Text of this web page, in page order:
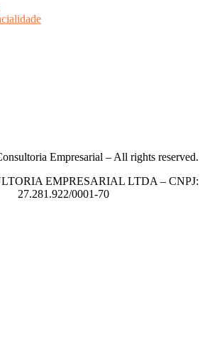
Empresarial – All rights reserved.
EMPRESARIAL LTDA – CNPJ:
27.281.922/0001-70